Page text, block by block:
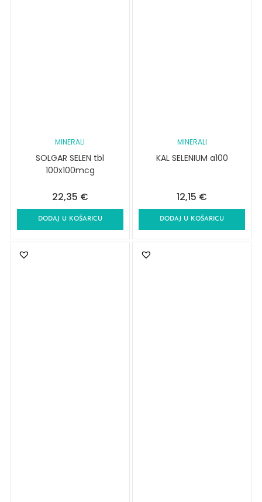
MINERALI
SOLGAR SELEN tbl
100x100mcg
22,35 €
DODAJ U KOŠARICU
MINERALI
KAL SELENIUM a100
12,15 €
DODAJ U KOŠARICU